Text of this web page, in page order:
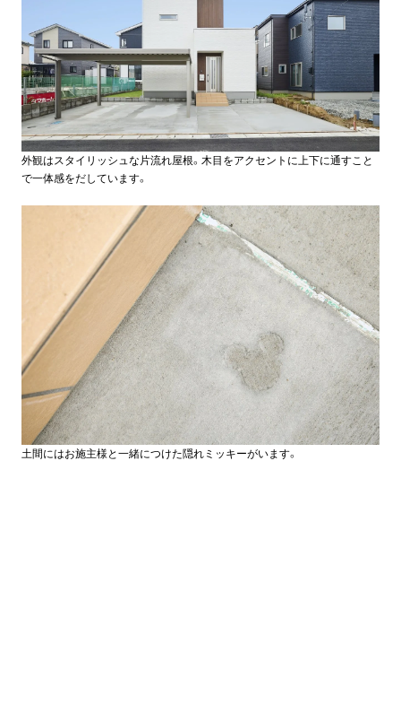
外観はスタイリッシュな片流れ屋根。木目をアクセントに上下に通すこと
で一体感をだしています。
土間にはお施主様と一緒につけた隠れミッキーがいます。